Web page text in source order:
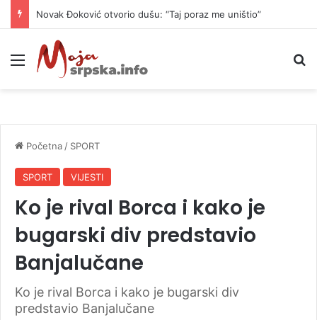
Novak Đoković otvorio dušu: “Taj poraz me uništio”
Meni
Početna / SPORT
SPORT VIJESTI
Ko je rival Borca i kako je
bugarski div predstavio
Banjalučane
Ko je rival Borca i kako je bugarski div
predstavio Banjalučane